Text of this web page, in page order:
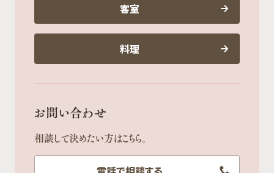
客室
料理
お問い合わせ
相談して決めたい方はこちら。